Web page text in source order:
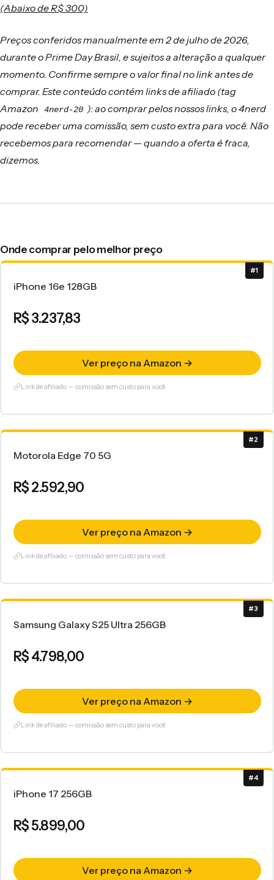
(Abaixo de R$ 300)
Preços conferidos manualmente em 2 de julho de 2026,
durante o Prime Day Brasil, e sujeitos a alteração a qualquer
momento. Confirme sempre o valor final no link antes de
comprar. Este conteúdo contém links de afiliado (tag
Amazon
4nerd-20 ): ao comprar pelos nossos links, o 4nerd
pode receber uma comissão, sem custo extra para você. Não
recebemos para recomendar — quando a oferta é fraca,
dizemos.
Onde comprar pelo melhor preço
#1
iPhone 16e 128GB
R$ 3.237,83
Ver preço na Amazon →
Link de afiliado — comissão sem custo para você.
#2
Motorola Edge 70 5G
R$ 2.592,90
Ver preço na Amazon →
Link de afiliado — comissão sem custo para você.
#3
Samsung Galaxy S25 Ultra 256GB
R$ 4.798,00
Ver preço na Amazon →
Link de afiliado — comissão sem custo para você.
#4
iPhone 17 256GB
R$ 5.899,00
Ver preço na Amazon →